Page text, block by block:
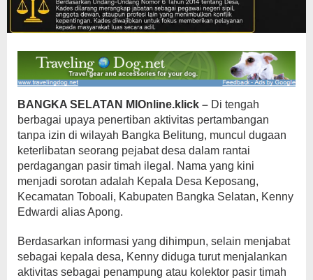
BANGKA SELATAN MIOnline.klick – Di tengah
berbagai upaya penertiban aktivitas pertambangan
tanpa izin di wilayah Bangka Belitung, muncul dugaan
keterlibatan seorang pejabat desa dalam rantai
perdagangan pasir timah ilegal. Nama yang kini
menjadi sorotan adalah Kepala Desa Keposang,
Kecamatan Toboali, Kabupaten Bangka Selatan, Kenny
Edwardi alias Apong.
Berdasarkan informasi yang dihimpun, selain menjabat
sebagai kepala desa, Kenny diduga turut menjalankan
aktivitas sebagai penampung atau kolektor pasir timah